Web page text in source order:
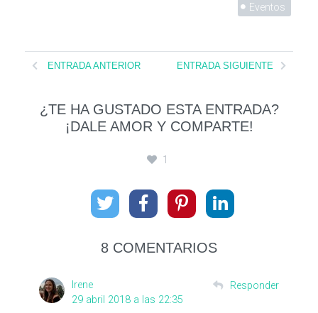
Eventos
ENTRADA ANTERIOR ENTRADA SIGUIENTE
¿TE HA GUSTADO ESTA ENTRADA?
¡DALE AMOR Y COMPARTE!
1
8 COMENTARIOS
Irene
29 abril 2018 a las 22:35
Responder